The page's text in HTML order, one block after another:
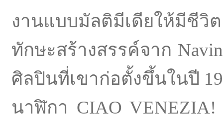
งานแบบมัลติมีเดียให้มีชีวิ
ทักษะสร้างสรรค์จาก
ศิลปินที่เขาก่อตั้งขึ้นในปี
นาฬิกา CIAO